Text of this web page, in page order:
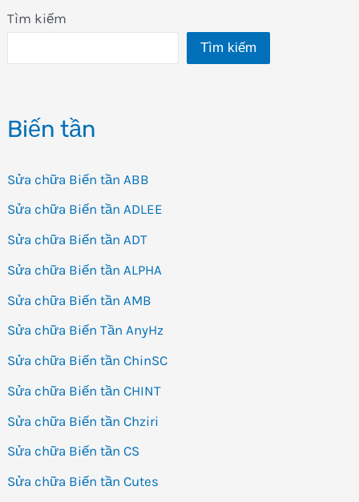
Tìm kiếm
Tìm kiếm
Biến tần
Sửa chữa Biến tần ABB
Sửa chữa Biến tần ADLEE
Sửa chữa Biến tần ADT
Sửa chữa Biến tần ALPHA
Sửa chữa Biến tần AMB
Sửa chữa Biến Tần AnyHz
Sửa chữa Biến tần ChinSC
Sửa chữa Biến tần CHINT
Sửa chữa Biến tần Chziri
Sửa chữa Biến tần CS
Sửa chữa Biến tần Cutes
bài
viết